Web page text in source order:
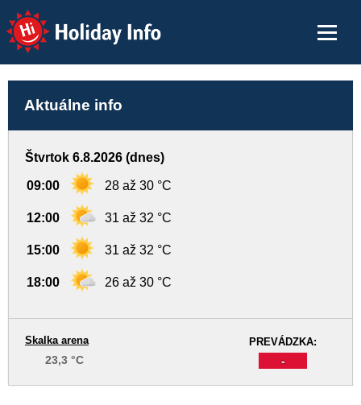
Holiday Info
Aktuálne info
Štvrtok 6.8.2026 (dnes)
09:00 28 až 30 °C
12:00 31 až 32 °C
15:00 31 až 32 °C
18:00 26 až 30 °C
PREVÁDZKA:
-
Skalka arena
23,3 °C